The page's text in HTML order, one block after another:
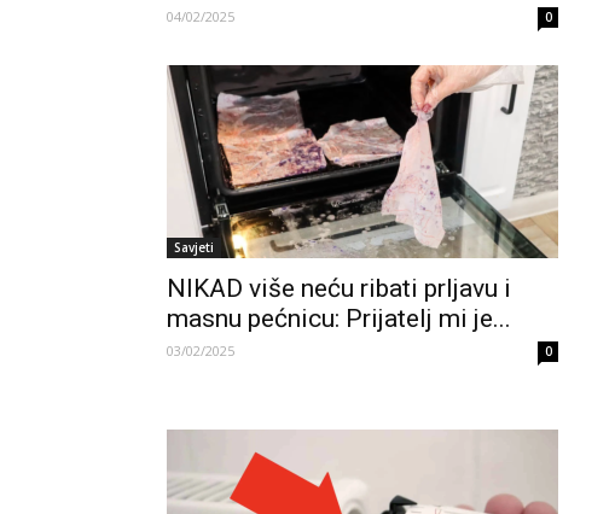
04/02/2025 0
Savjeti
NIKAD više neću ribati prljavu i
masnu pećnicu: Prijatelj mi je...
03/02/2025 0